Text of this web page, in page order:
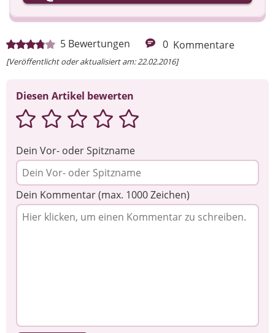
5 Bewertungen 0 Kommentare
[Veröffentlicht oder aktualisiert am: 22.02.2016]
Diesen Artikel bewerten
Dein Vor- oder Spitzname
Dein Kommentar (max. 1000 Zeichen)
Ihre Nachricht